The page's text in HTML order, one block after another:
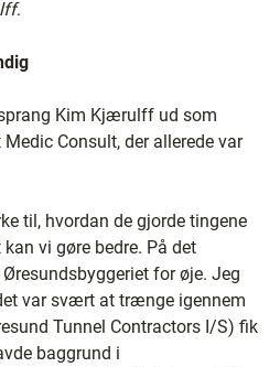
.
Kim Kjærulff ud som
Consult, der allerede var
til, hvordan de gjorde tingene
vi gøre bedre. På det
for øje. Jeg
var svært at trænge igennem
Tunnel Contractors I/S) fik
baggrund i